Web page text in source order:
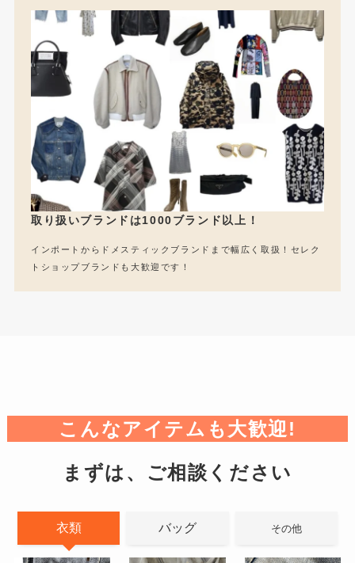
取り扱いブランドは1000ブランド以上！
インポートからドメスティックブランドまで幅広く取扱！セレク
トショップブランドも大歓迎です！
こんなアイテムも大歓迎!
まずは、ご相談ください
衣類 バッグ その他